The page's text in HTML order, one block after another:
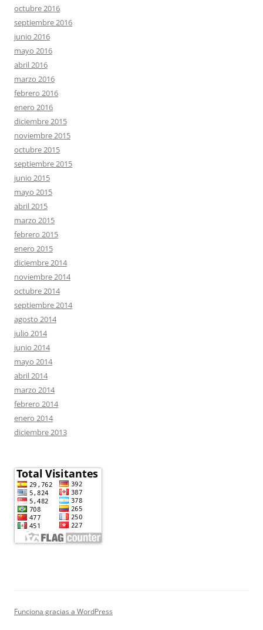
octubre 2016
septiembre 2016
junio 2016
mayo 2016
abril 2016
marzo 2016
febrero 2016
enero 2016
diciembre 2015
noviembre 2015
octubre 2015
septiembre 2015
junio 2015
mayo 2015
abril 2015
marzo 2015
febrero 2015
enero 2015
diciembre 2014
noviembre 2014
octubre 2014
septiembre 2014
agosto 2014
julio 2014
junio 2014
mayo 2014
abril 2014
marzo 2014
febrero 2014
enero 2014
diciembre 2013
Funciona gracias a WordPress